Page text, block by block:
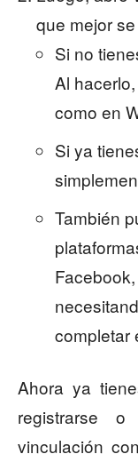
que mejor
Si no
Al
como en
Si ya
También
completar
Ahora ya
registrarse
vinculación